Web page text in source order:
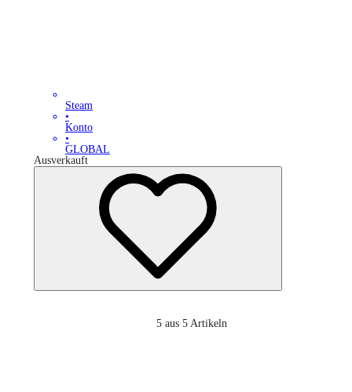
Steam
•
Konto
•
GLOBAL
Ausverkauft
5 aus 5 Artikeln